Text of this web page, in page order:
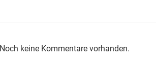
Noch keine Kommentare vorhanden.